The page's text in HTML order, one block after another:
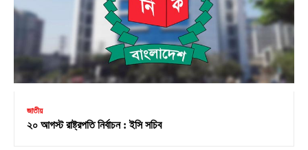
জাতীয়
২০ আগস্ট রাষ্ট্রপতি নির্বাচন : ইসি সচিব